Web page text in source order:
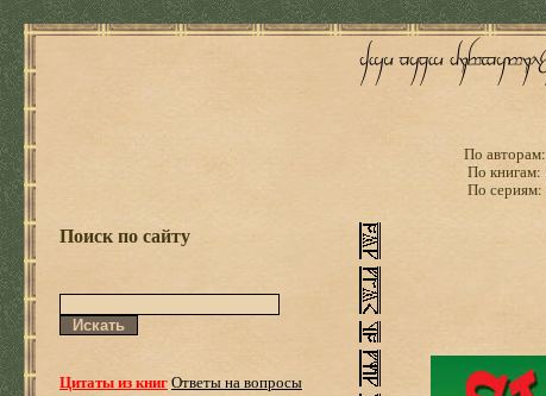
По авторам:
По книгам:
По сериям:
Поиск по сайту
Цитаты из книгОтветы на вопросы